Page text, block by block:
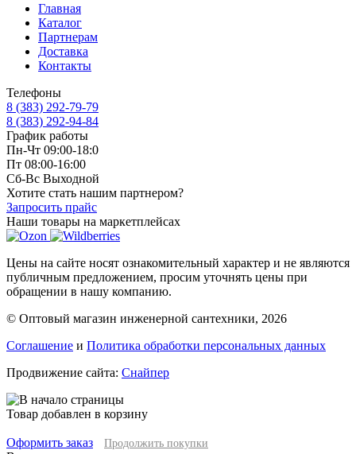
Главная
Каталог
Партнерам
Доставка
Контакты
Телефоны
8 (383) 292-79-79
8 (383) 292-94-84
График работы
Пн-Чт 09:00-18:0
Пт 08:00-16:00
Сб-Вс Выходной
Хотите стать нашим партнером?
Запросить прайс
Наши товары на маркетплейсах
Цены на сайте носят ознакомительный характер и не являются
публичным предложением, просим уточнять цены при
обращении в нашу компанию.
© Оптовый магазин инженерной сантехники, 2026
Соглашение и Политика обработки персональных данных
Продвижение сайта: Снайпер
Товар добавлен в корзину
Оформить заказ Продолжить покупки